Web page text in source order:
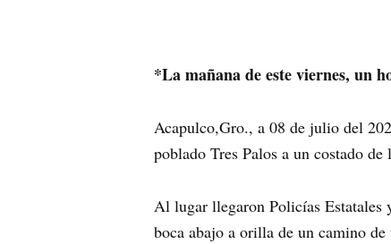
*La mañana de este viernes, un
Acapulco,Gro., a 08 de julio del
poblado Tres Palos a un costado
Al lugar llegaron Policías Estatales
boca abajo a orilla de un camino